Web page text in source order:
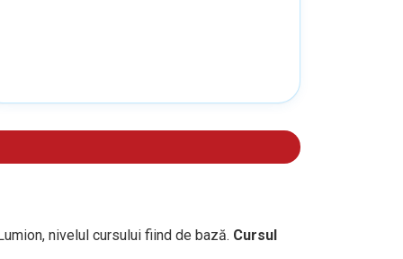
nivelul cursului fiind de bază. Cursul